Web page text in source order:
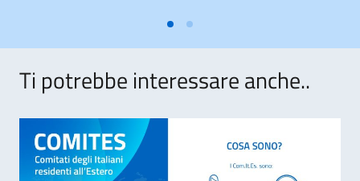
Ti potrebbe interessare anche..